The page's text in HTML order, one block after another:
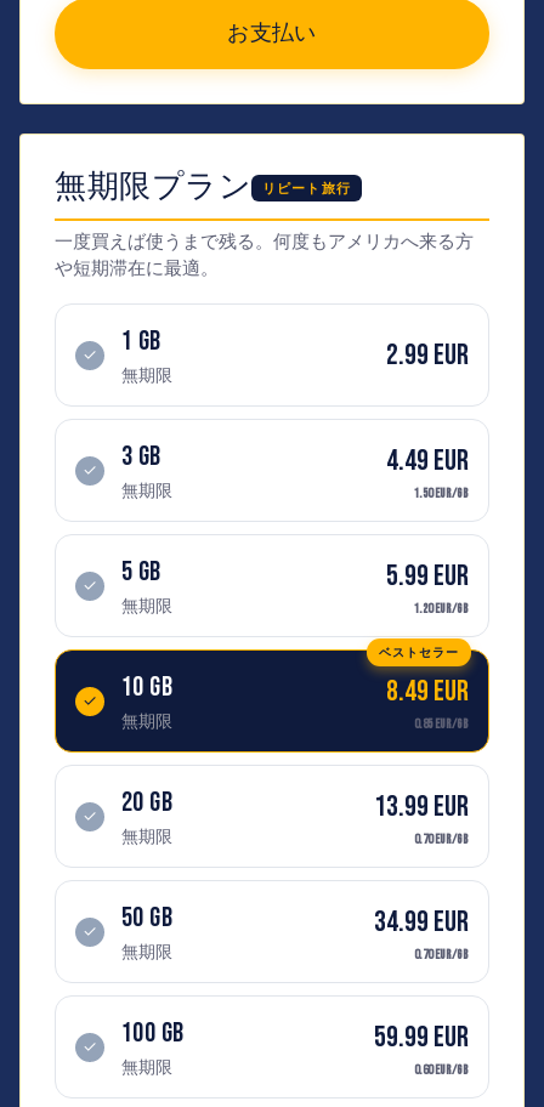
お支払い
無期限プラン リピート旅行
一度買えば使うまで残る。何度もアメリカへ来る方
や短期滞在に最適。
✓ 1 GB
無期限
2.99 EUR
✓ 3 GB
無期限
4.49 EUR
1.50 EUR/GB
✓ 5 GB
無期限
5.99 EUR
1.20 EUR/GB
ベストセラー
✓ 10 GB
無期限
8.49 EUR
0.85 EUR/GB
✓ 20 GB
無期限
13.99 EUR
0.70 EUR/GB
✓ 50 GB
無期限
34.99 EUR
0.70 EUR/GB
✓ 100 GB
無期限
59.99 EUR
0.60 EUR/GB